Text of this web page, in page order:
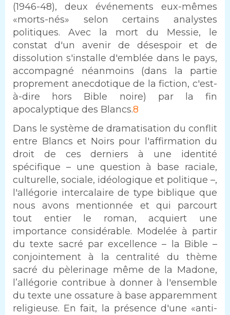
(1946-48), deux événements eux-mêmes
«morts-nés» selon certains analystes
politiques. Avec la mort du Messie, le
constat d'un avenir de désespoir et de
dissolution s'installe d'emblée dans le pays,
accompagné néanmoins (dans la partie
proprement anecdotique de la fiction, c'est-
à-dire hors Bible noire) par la fin
apocalyptique des Blancs.8
Dans le système de dramatisation du conflit
entre Blancs et Noirs pour l'affirmation du
droit de ces derniers à une identité
spécifique – une question à base raciale,
culturelle, sociale, idéologique et politique –,
l'allégorie intercalaire de type biblique que
nous avons mentionnée et qui parcourt
tout entier le roman, acquiert une
importance considérable. Modelée à partir
du texte sacré par excellence – la Bible –
conjointement à la centralité du thème
sacré du pèlerinage même de la Madone,
l’allégorie contribue à donner à l'ensemble
du texte une ossature à base apparemment
religieuse. En fait, la présence d'une «anti-